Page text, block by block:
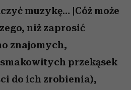
muzykę… |Cóż może
niż zaprosić
znajomych,
przekąsek
do ich zrobienia),